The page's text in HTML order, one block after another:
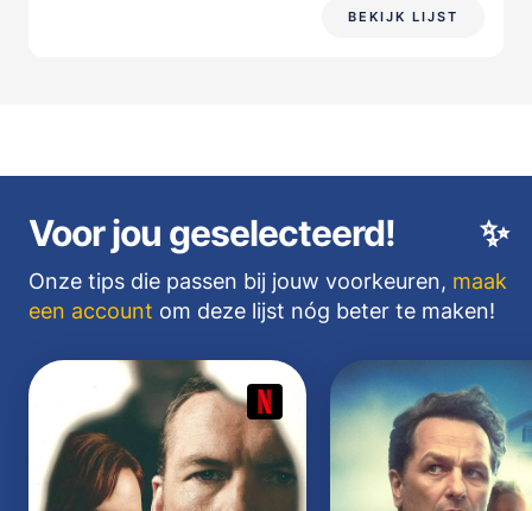
BEKIJK LIJST
✨
Voor jou geselecteerd!
Onze tips die passen bij jouw voorkeuren, maak
een account om deze lijst nóg beter te maken!